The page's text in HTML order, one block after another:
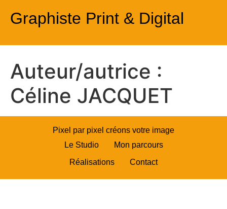
Graphiste Print & Digital
Auteur/autrice :
Céline JACQUET
Pixel par pixel créons votre image
Le Studio
Mon parcours
Réalisations
Contact